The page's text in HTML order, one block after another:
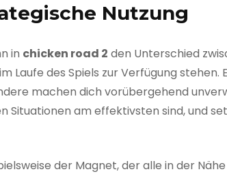
Nutzung
in chicken road 2 den Unterschied
Laufe des Spiels zur Verfügung
machen dich vorübergehend
Situationen am effektivsten sind, und
der Magnet, der alle in der